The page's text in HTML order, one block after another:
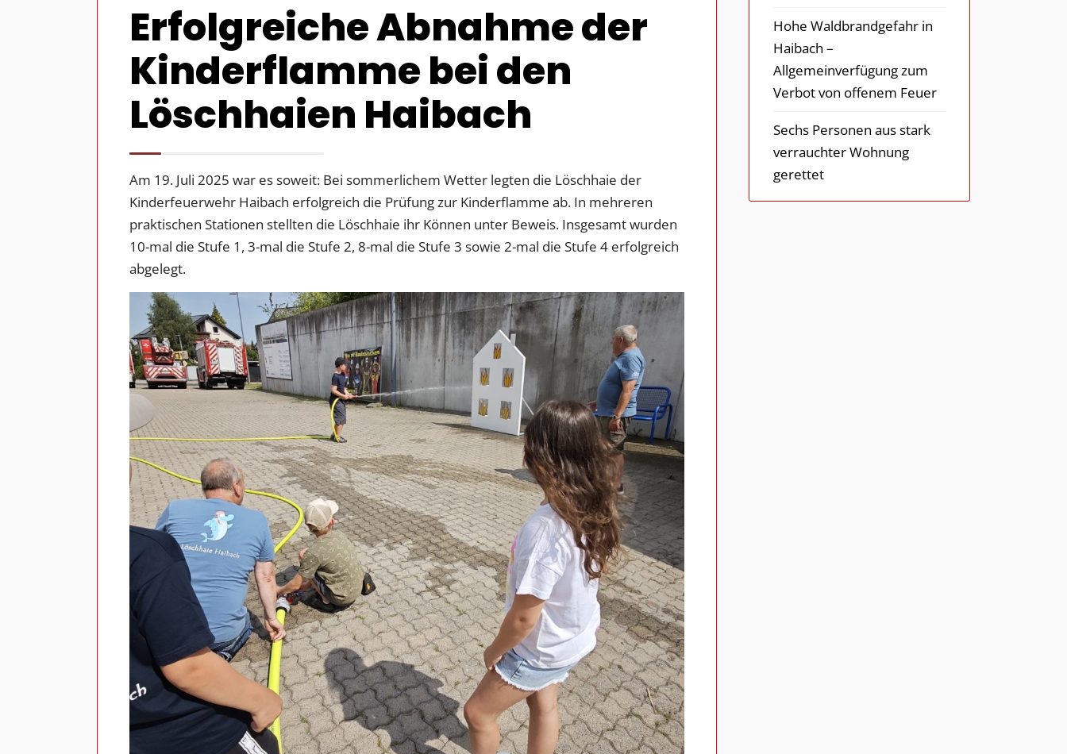
Erfolgreiche Abnahme der
Kinderflamme bei den
Löschhaien Haibach
Am 19. Juli 2025 war es soweit: Bei sommerlichem Wetter legten die Löschhaie der
Kinderfeuerwehr Haibach erfolgreich die Prüfung zur Kinderflamme ab. In mehreren
praktischen Stationen stellten die Löschhaie ihr Können unter Beweis. Insgesamt wurden
10-mal die Stufe 1, 3-mal die Stufe 2, 8-mal die Stufe 3 sowie 2-mal die Stufe 4 erfolgreich
abgelegt.
Hohe Waldbrandgefahr in
Haibach –
Allgemeinverfügung zum
Verbot von offenem Feuer
Sechs Personen aus stark
verrauchter Wohnung
gerettet